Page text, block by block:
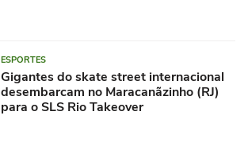
ESPORTES
Gigantes do skate street internacional
desembarcam no Maracanãzinho (RJ)
para o SLS Rio Takeover